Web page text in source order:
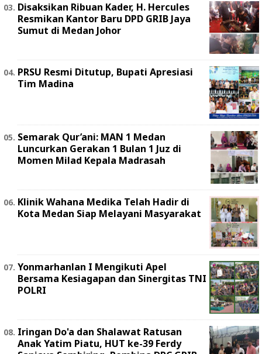
Disaksikan Ribuan Kader, H. Hercules
Resmikan Kantor Baru DPD GRIB Jaya
Sumut di Medan Johor
PRSU Resmi Ditutup, Bupati Apresiasi
Tim Madina
Semarak Qur’ani: MAN 1 Medan
Luncurkan Gerakan 1 Bulan 1 Juz di
Momen Milad Kepala Madrasah
Klinik Wahana Medika Telah Hadir di
Kota Medan Siap Melayani Masyarakat
Yonmarhanlan I Mengikuti Apel
Bersama Kesiagapan dan Sinergitas TNI
POLRI
Iringan Do'a dan Shalawat Ratusan
Anak Yatim Piatu, HUT ke-39 Ferdy